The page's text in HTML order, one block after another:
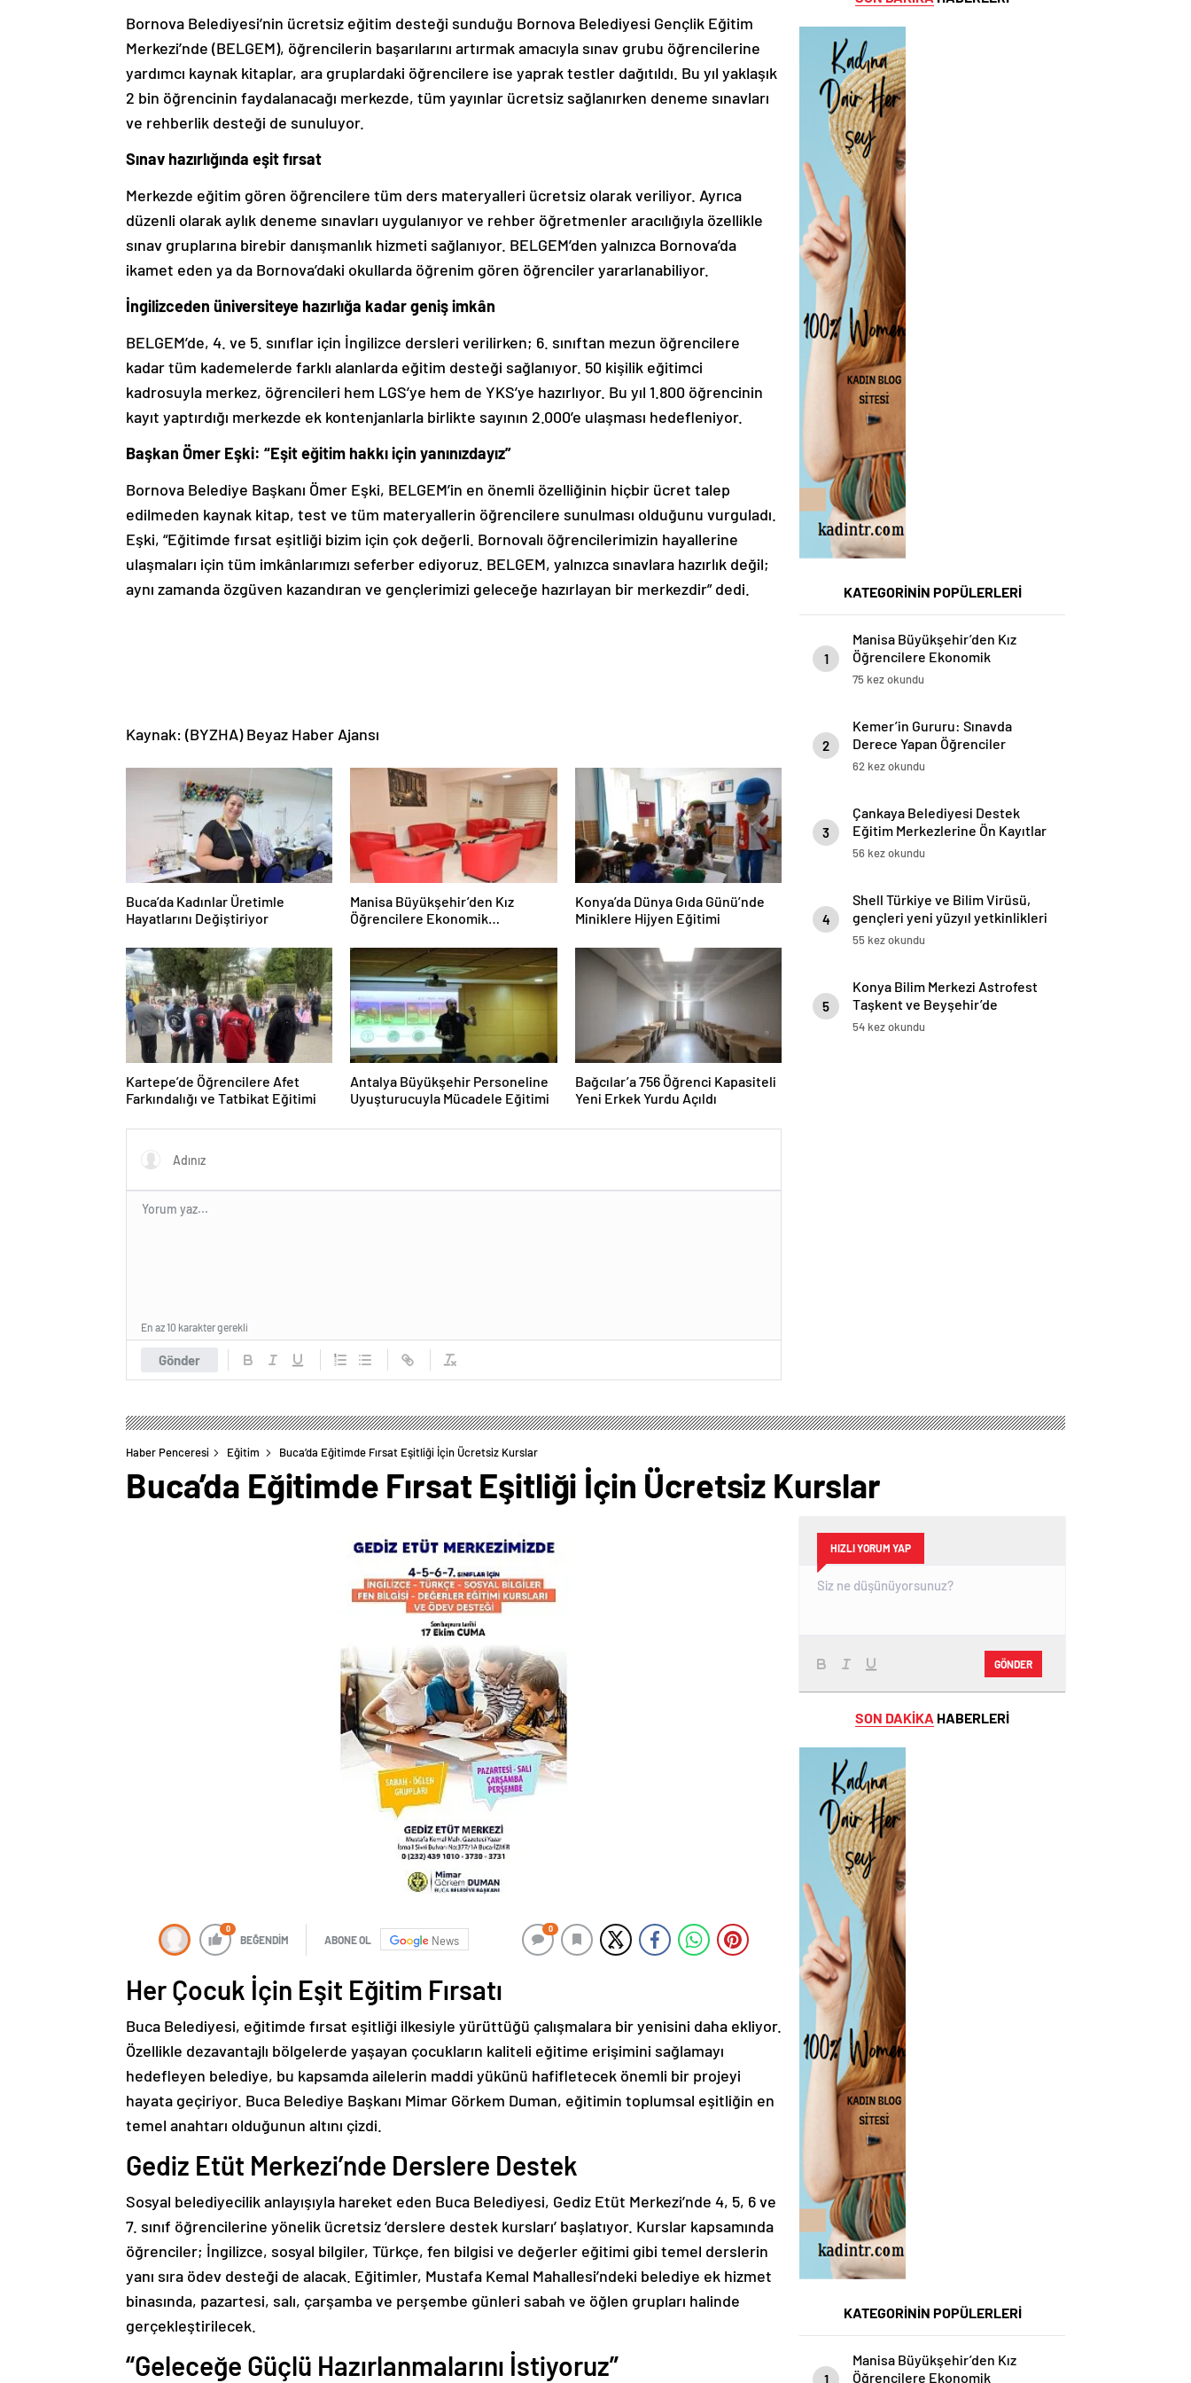
Bornova Belediyesi’nin ücretsiz eğitim desteği sunduğu Bornova Belediyesi Gençlik Eğitim
Merkezi’nde (BELGEM), öğrencilerin başarılarını artırmak amacıyla sınav grubu öğrencilerine
yardımcı kaynak kitaplar, ara gruplardaki öğrencilere ise yaprak testler dağıtıldı. Bu yıl yaklaşık
2 bin öğrencinin faydalanacağı merkezde, tüm yayınlar ücretsiz sağlanırken deneme sınavları
ve rehberlik desteği de sunuluyor.
Sınav hazırlığında eşit fırsat
Merkezde eğitim gören öğrencilere tüm ders materyalleri ücretsiz olarak veriliyor. Ayrıca
düzenli olarak aylık deneme sınavları uygulanıyor ve rehber öğretmenler aracılığıyla özellikle
sınav gruplarına birebir danışmanlık hizmeti sağlanıyor. BELGEM’den yalnızca Bornova’da
ikamet eden ya da Bornova’daki okullarda öğrenim gören öğrenciler yararlanabiliyor.
İngilizceden üniversiteye hazırlığa kadar geniş imkân
BELGEM’de, 4. ve 5. sınıflar için İngilizce dersleri verilirken; 6. sınıftan mezun öğrencilere
kadar tüm kademelerde farklı alanlarda eğitim desteği sağlanıyor. 50 kişilik eğitimci
kadrosuyla merkez, öğrencileri hem LGS’ye hem de YKS’ye hazırlıyor. Bu yıl 1.800 öğrencinin
kayıt yaptırdığı merkezde ek kontenjanlarla birlikte sayının 2.000’e ulaşması hedefleniyor.
Başkan Ömer Eşki: “Eşit eğitim hakkı için yanınızdayız”
Bornova Belediye Başkanı Ömer Eşki, BELGEM’in en önemli özelliğinin hiçbir ücret talep
edilmeden kaynak kitap, test ve tüm materyallerin öğrencilere sunulması olduğunu vurguladı.
Eşki, “Eğitimde fırsat eşitliği bizim için çok değerli. Bornovalı öğrencilerimizin hayallerine
ulaşmaları için tüm imkânlarımızı seferber ediyoruz. BELGEM, yalnızca sınavlara hazırlık değil;
aynı zamanda özgüven kazandıran ve gençlerimizi geleceğe hazırlayan bir merkezdir” dedi.
Kaynak: (BYZHA) Beyaz Haber Ajansı
Buca’da Kadınlar Üretimle
Hayatlarını Değiştiriyor
Manisa Büyükşehir’den Kız
Öğrencilere Ekonomik
Konya’da Dünya Gıda Günü’nde
Miniklere Hijyen Eğitimi
Kartepe’de Öğrencilere Afet
Farkındalığı ve Tatbikat Eğitimi
Antalya Büyükşehir Personeline
Uyuşturucuyla Mücadele Eğitimi
Bağcılar’a 756 Öğrenci Kapasiteli
Yeni Erkek Yurdu Açıldı
Gönder
En az 10 karakter gerekli
KATEGORİNİN POPÜLERLERİ
1
Manisa Büyükşehir’den Kız
Öğrencilere Ekonomik
Konaklama İmkanı
75 kez okundu
2
Kemer’in Gururu: Sınavda
Derece Yapan Öğrenciler
Protokolle Buluştu
62 kez okundu
3
Çankaya Belediyesi Destek
Eğitim Merkezlerine Ön Kayıtlar
Başladı
56 kez okundu
4
Shell Türkiye ve Bilim Virüsü,
gençleri yeni yüzyıl yetkinlikleri
ile güçlendirmeye devam ediyor
55 kez okundu
5
Konya Bilim Merkezi Astrofest
Taşkent ve Beyşehir’de
Gökyüzü Meraklılarını
54 kez okundu
Haber Penceresi Eğitim Buca’da Eğitimde Fırsat Eşitliği İçin Ücretsiz Kurslar
Buca’da Eğitimde Fırsat Eşitliği İçin Ücretsiz Kurslar
0
BEĞENDİM ABONE OL News
0
Her Çocuk İçin Eşit Eğitim Fırsatı
Buca Belediyesi, eğitimde fırsat eşitliği ilkesiyle yürüttüğü çalışmalara bir yenisini daha ekliyor.
Özellikle dezavantajlı bölgelerde yaşayan çocukların kaliteli eğitime erişimini sağlamayı
hedefleyen belediye, bu kapsamda ailelerin maddi yükünü hafifletecek önemli bir projeyi
hayata geçiriyor. Buca Belediye Başkanı Mimar Görkem Duman, eğitimin toplumsal eşitliğin en
temel anahtarı olduğunun altını çizdi.
Gediz Etüt Merkezi’nde Derslere Destek
Sosyal belediyecilik anlayışıyla hareket eden Buca Belediyesi, Gediz Etüt Merkezi’nde 4, 5, 6 ve
7. sınıf öğrencilerine yönelik ücretsiz ‘derslere destek kursları’ başlatıyor. Kurslar kapsamında
öğrenciler; İngilizce, sosyal bilgiler, Türkçe, fen bilgisi ve değerler eğitimi gibi temel derslerin
yanı sıra ödev desteği de alacak. Eğitimler, Mustafa Kemal Mahallesi’ndeki belediye ek hizmet
binasında, pazartesi, salı, çarşamba ve perşembe günleri sabah ve öğlen grupları halinde
gerçekleştirilecek.
“Geleceğe Güçlü Hazırlanmalarını İstiyoruz”
HIZLI YORUM YAP
GÖNDER
SON DAKİKA HABERLERİ
KATEGORİNİN POPÜLERLERİ
1
Manisa Büyükşehir’den Kız
Öğrencilere Ekonomik